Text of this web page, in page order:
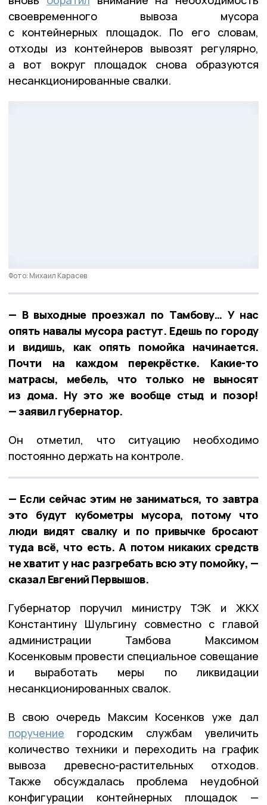
своевременного вывоза мусора
с контейнерных площадок. По его словам,
отходы из контейнеров вывозят регулярно,
а вот вокруг площадок снова образуются
несанкционированные свалки.
Фото: Михаил Карасев
— В выходные проезжал по Тамбову… У нас
опять навалы мусора растут. Едешь по городу
и видишь, как опять помойка начинается.
Почти на каждом перекрёстке. Какие-то
матрасы, мебель, что только не выносят
из дома. Ну это же вообще стыд и позор!
— заявил губернатор.
Он отметил, что ситуацию необходимо
постоянно держать на контроле.
— Если сейчас этим не заниматься, то завтра
это будут кубометры мусора, потому что
люди видят свалку и по привычке бросают
туда всё, что есть. А потом никаких средств
не хватит у нас разгребать всю эту помойку, —
сказал Евгений Первышов.
Губернатор поручил министру ТЭК и ЖКХ
Константину Шульгину совместно с главой
администрации Тамбова Максимом
Косенковым провести специальное совещание
и выработать меры по ликвидации
несанкционированных свалок.
В свою очередь Максим Косенков уже дал
поручение городским службам увеличить
количество техники и переходить на график
вывоза древесно-растительных отходов.
Также обсуждалась проблема неудобной
конфигурации контейнерных площадок —